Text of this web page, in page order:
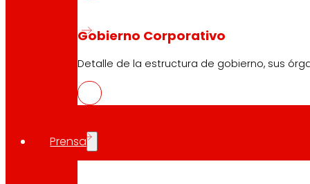
Gobierno Corporativo
Detalle de la estructura de gobierno, sus
Prensa
Financiación
Tarjeta EROSKI club Mastercard
Eventos